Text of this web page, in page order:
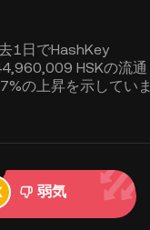
1日でHashKey
HSKの流通
の上昇を示していま
弱気